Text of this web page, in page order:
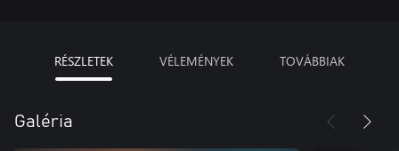
RÉSZLETEK VÉLEMÉNYEK TOVÁBBIAK
Galéria